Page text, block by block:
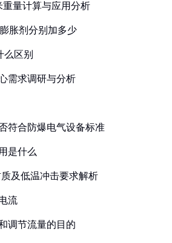
重量计算与应用分析
胀剂分别加多少
么区别
需求调研与分析
符合防爆电气设备标准
是什么
及低温冲击要求解析
流
调节流量的目的